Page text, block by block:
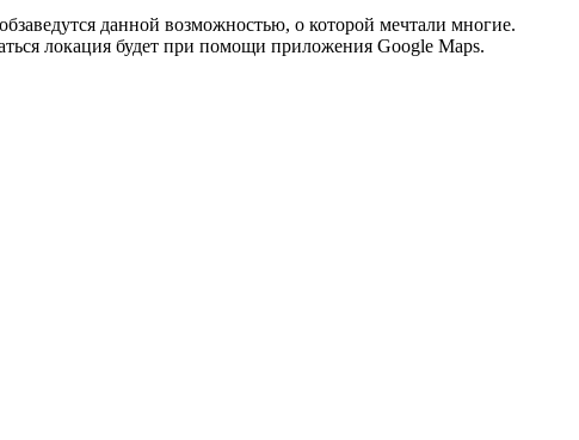
данной возможностью, о которой мечтали многие.
локация будет при помощи приложения Google Maps.